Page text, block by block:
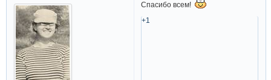
Спасибо всем!
+1